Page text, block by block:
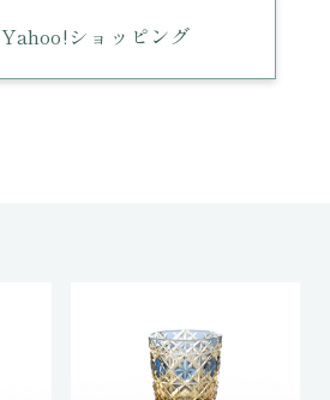
Yahoo!ショッピング